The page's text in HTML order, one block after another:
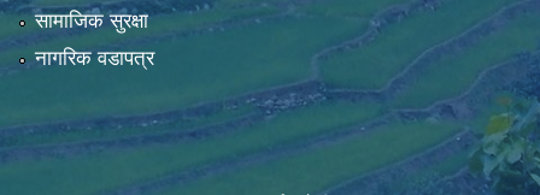
सामाजिक सुरक्षा
नागरिक वडापत्र